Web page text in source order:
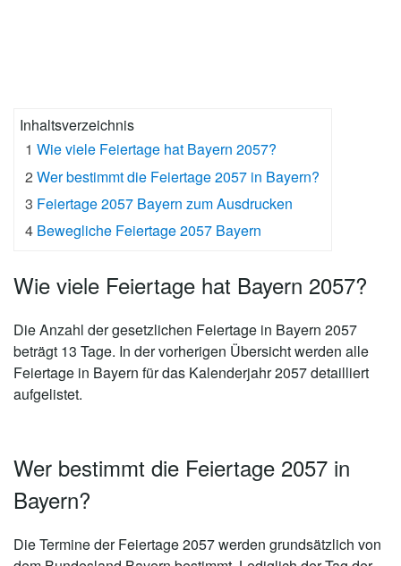
Inhaltsverzeichnis
1 Wie viele Feiertage hat Bayern 2057?
2 Wer bestimmt die Feiertage 2057 in Bayern?
3 Feiertage 2057 Bayern zum Ausdrucken
4 Bewegliche Feiertage 2057 Bayern
Wie viele Feiertage hat Bayern 2057?
Die Anzahl der gesetzlichen Feiertage in Bayern 2057
beträgt 13 Tage. In der vorherigen Übersicht werden alle
Feiertage in Bayern für das Kalenderjahr 2057 detailliert
aufgelistet.
Wer bestimmt die Feiertage 2057 in
Bayern?
Die Termine der Feiertage 2057 werden grundsätzlich von